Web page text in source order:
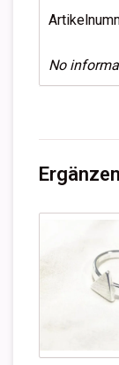
No